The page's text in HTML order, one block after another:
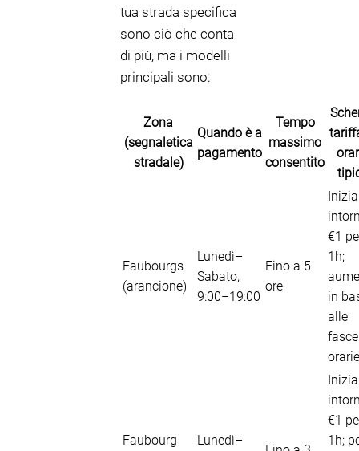
tua strada specifica
sono ciò che conta
di più, ma i modelli
principali sono:
Zona
(segnaletica
stradale)
Quando è a
pagamento
Tempo
massimo
consentito
Faubourgs
(arancione)
Lunedì–
Sabato,
9:00–19:00
Fino a 5
ore
Inizia
€1
1h;
in
alle
fasce
orarie
Faubourg
Lunedì–
Inizia
€1
1h;